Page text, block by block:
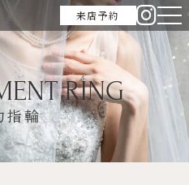
来店予約
RING
指輪